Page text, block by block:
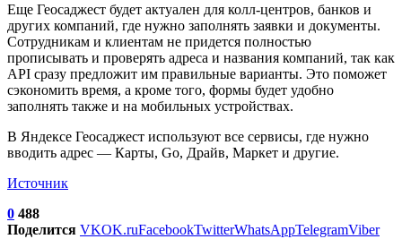
Еще Геосаджест будет актуален для колл-центров, банков и
других компаний, где нужно заполнять заявки и документы.
Сотрудникам и клиентам не придется полностью
прописывать и проверять адреса и названия компаний, так как
API сразу предложит им правильные варианты. Это поможет
сэкономить время, а кроме того, формы будет удобно
заполнять также и на мобильных устройствах.
В Яндексе Геосаджест используют все сервисы, где нужно
вводить адрес — Карты, Go, Драйв, Маркет и другие.
Источник
0 488
Поделится VKOK.ruFacebookTwitterWhatsAppTelegramViber